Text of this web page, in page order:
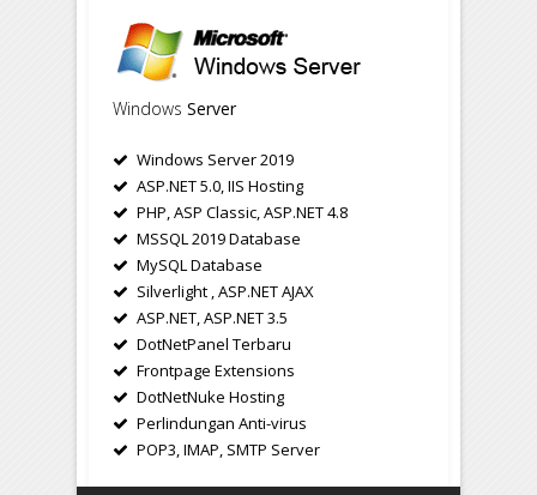
Windows Server
Windows Server 2019
ASP.NET 5.0, IIS Hosting
PHP, ASP Classic, ASP.NET 4.8
MSSQL 2019 Database
MySQL Database
Silverlight , ASP.NET AJAX
ASP.NET, ASP.NET 3.5
DotNetPanel Terbaru
Frontpage Extensions
DotNetNuke Hosting
Perlindungan Anti-virus
POP3, IMAP, SMTP Server